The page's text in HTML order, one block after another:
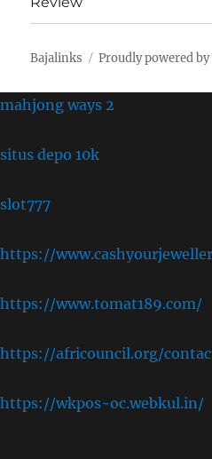
Bajalinks Proudly powered
mahjong ways 2
situs depo 10k
slot777
https://
https://www.tomat189.com/
https://africouncil.org/
https://wkpos-oc.webkul.in/